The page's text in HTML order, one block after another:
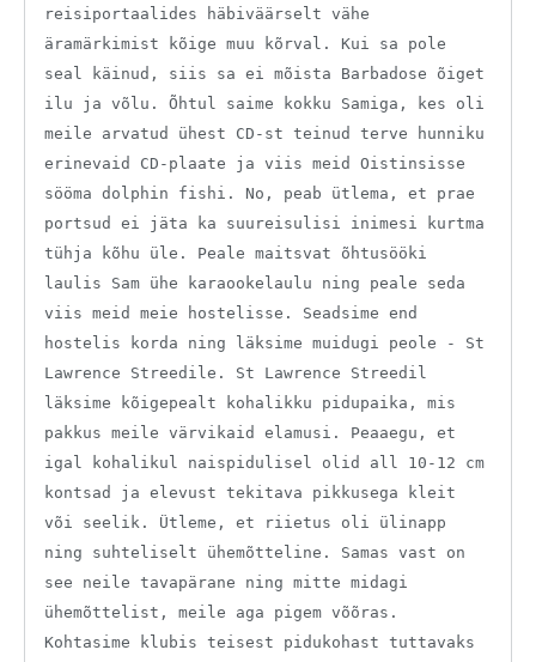
reisiportaalides häbiväärselt vähe
äramärkimist kõige muu kõrval. Kui sa pole
seal käinud, siis sa ei mõista Barbadose õiget
ilu ja võlu. Õhtul saime kokku Samiga, kes oli
meile arvatud ühest CD-st teinud terve hunniku
erinevaid CD-plaate ja viis meid Oistinsisse
sööma dolphin fishi. No, peab ütlema, et prae
portsud ei jäta ka suureisulisi inimesi kurtma
tühja kõhu üle. Peale maitsvat õhtusööki
laulis Sam ühe karaookelaulu ning peale seda
viis meid meie hostelisse. Seadsime end
hostelis korda ning läksime muidugi peole - St
Lawrence Streedile. St Lawrence Streedil
läksime kõigepealt kohalikku pidupaika, mis
pakkus meile värvikaid elamusi. Peaaegu, et
igal kohalikul naispidulisel olid all 10-12 cm
kontsad ja elevust tekitava pikkusega kleit
või seelik. Ütleme, et riietus oli ülinapp
ning suhteliselt ühemõtteline. Samas vast on
see neile tavapärane ning mitte midagi
ühemõttelist, meile aga pigem võõras.
Kohtasime klubis teisest pidukohast tuttavaks